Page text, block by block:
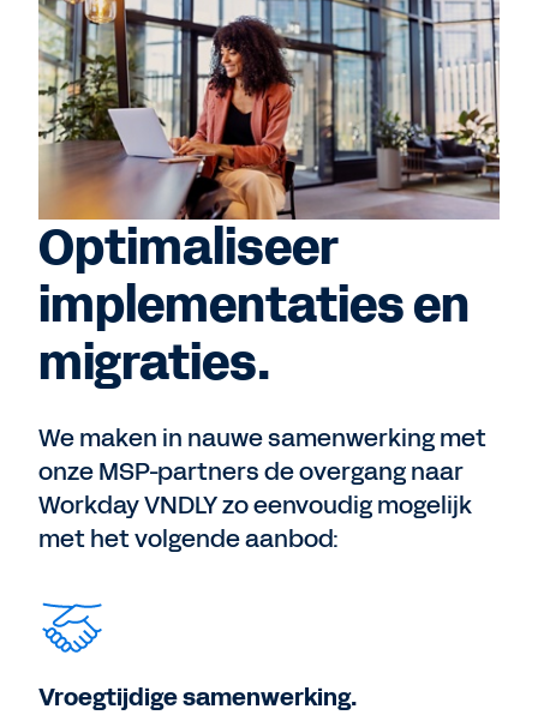
Optimaliseer
implementaties en
migraties.
We maken in nauwe samenwerking met
onze MSP-partners de overgang naar
Workday VNDLY zo eenvoudig mogelijk
met het volgende aanbod:
Vroegtijdige samenwerking.